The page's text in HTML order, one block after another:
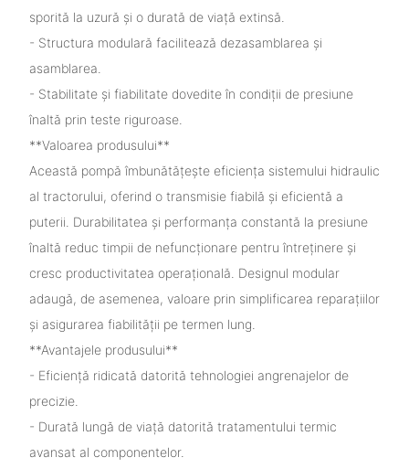
sporită la uzură și o durată de viață extinsă.
- Structura modulară facilitează dezasamblarea și
asamblarea.
- Stabilitate și fiabilitate dovedite în condiții de presiune
înaltă prin teste riguroase.
**Valoarea produsului**
Această pompă îmbunătățește eficiența sistemului hidraulic
al tractorului, oferind o transmisie fiabilă și eficientă a
puterii. Durabilitatea și performanța constantă la presiune
înaltă reduc timpii de nefuncționare pentru întreținere și
cresc productivitatea operațională. Designul modular
adaugă, de asemenea, valoare prin simplificarea reparațiilor
și asigurarea fiabilității pe termen lung.
**Avantajele produsului**
- Eficiență ridicată datorită tehnologiei angrenajelor de
precizie.
- Durată lungă de viață datorită tratamentului termic
avansat al componentelor.